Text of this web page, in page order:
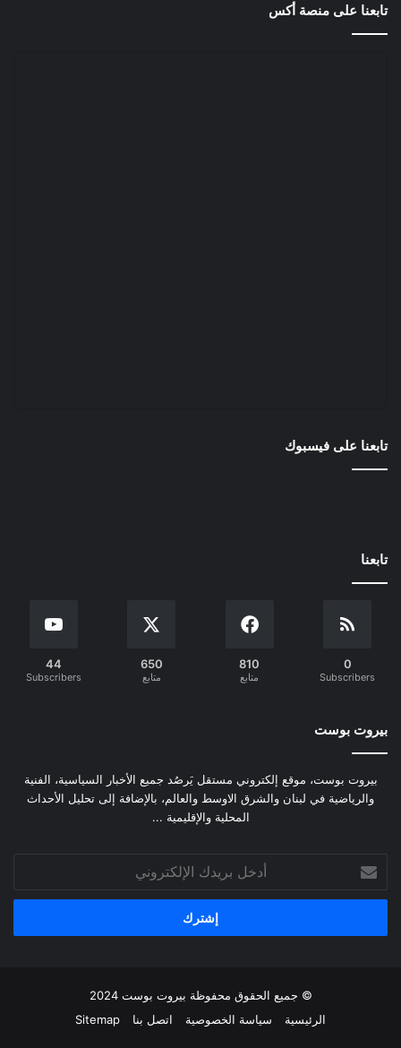
تابعنا على منصة أكس
تابعنا على فيسبوك
تابعنا
0
Subscribers
810
متابع
650
متابع
44
Subscribers
بيروت بوست
بيروت بوست، موقع إلكتروني مستقل يَرصُد جميع الأخبار السياسية، الفنية
والرياضية في لبنان والشرق الاوسط والعالم، بالإضافة إلى تحليل الأحداث
المحلية والإقليمية ...
بريدك
الإلكتروني
© جميع الحقوق محفوظة بيروت بوست 2024
الرئيسية
سياسة الخصوصية اتصل بنا Sitemap